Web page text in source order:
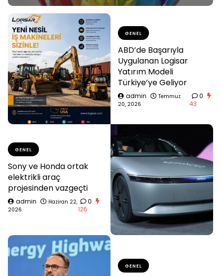
GENEL
ABD’de Başarıyla
Uygulanan Logisar
Yatırım Modeli
Türkiye’ye Geliyor
admin
Temmuz
20, 2026
0
43
GENEL
Sony ve Honda ortak
elektrikli araç
projesinden vazgeçti
admin
Haziran 22,
2026
0
126
GENEL